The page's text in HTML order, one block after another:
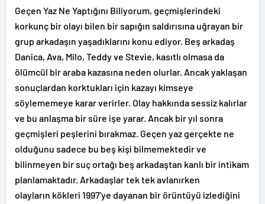
Geçen Yaz Ne Yaptığını Biliyorum, geçmişlerindeki
korkunç bir olayı bilen bir sapığın saldırısına uğrayan bir
grup arkadaşın yaşadıklarını konu ediyor. Beş arkadaş
Danica, Ava, Milo, Teddy ve Stevie, kasıtlı olmasa da
ölümcül bir araba kazasına neden olurlar. Ancak yaklaşan
sonuçlardan korktukları için kazayı kimseye
söylememeye karar verirler. Olay hakkında sessiz kalırlar
ve bu anlaşma bir süre işe yarar. Ancak bir yıl sonra
geçmişleri peşlerini bırakmaz. Geçen yaz gerçekte ne
olduğunu sadece bu beş kişi bilmemektedir ve
bilinmeyen bir suç ortağı beş arkadaştan kanlı bir intikam
planlamaktadır. Arkadaşlar tek tek avlanırken
olayların kökleri 1997'ye dayanan bir örüntüyü izlediğini